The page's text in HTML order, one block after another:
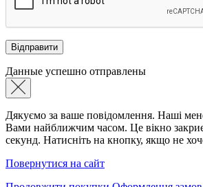
Данные успешно отправлены
Дякуємо за ваше повідомлення. Наші
Вами найближчим часом. Це вікно
секунд. Натисніть на кнопку, якщо не
Повернутися на сайт